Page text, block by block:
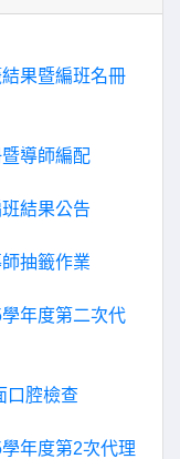
果暨編班名冊
導師編配
結果公告
抽籤作業
年度第二次代
口腔檢查
年度第2次代理